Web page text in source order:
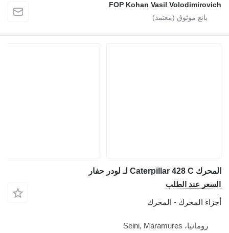
FOP Kohan Vasil Volodimirovich
المحرك Caterpillar 428 C لـ لودر حفار
السعر عند الطلب
أجزاء المحرك - المحرك
رومانيا، Seini, Maramures